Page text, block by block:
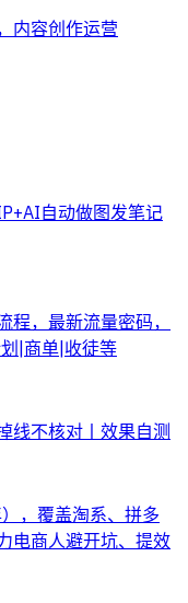
内容创作运营
自动做图发笔记
，最新流量密码，
|商单|收徒等
线不核对丨效果自测
，覆盖淘系、拼多
电商人避开坑、提效